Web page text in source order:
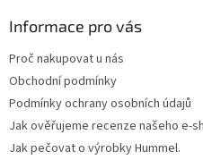
Informace pro vás
Proč nakupovat u nás
Obchodní podmínky
Podmínky ochrany osobních údajů
Jak ověřujeme recenze našeho e-
Jak pečovat o výrobky Hummel.